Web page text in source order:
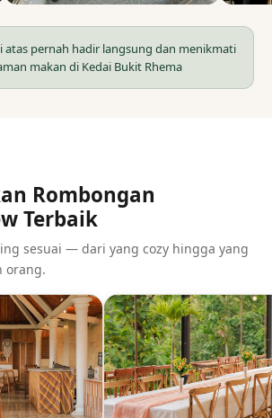
atas pernah hadir langsung dan menikmati
makan di Kedai Bukit Rhema
Rombongan
Terbaik
sesuai — dari yang cozy hingga yang
orang.
👥 45 Pax
🌳
Plataran Naruastu